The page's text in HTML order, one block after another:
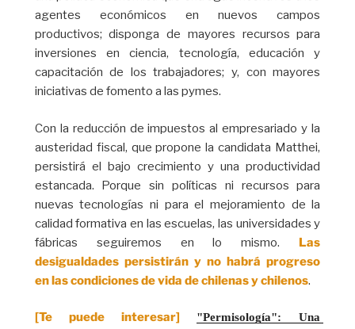
agentes económicos en nuevos campos
productivos; disponga de mayores recursos para
inversiones en ciencia, tecnología, educación y
capacitación de los trabajadores; y, con mayores
iniciativas de fomento a las pymes.
Con la reducción de impuestos al empresariado y la
austeridad fiscal, que propone la candidata Matthei,
persistirá el bajo crecimiento y una productividad
estancada. Porque sin políticas ni recursos para
nuevas tecnologías ni para el mejoramiento de la
calidad formativa en las escuelas, las universidades y
fábricas seguiremos en lo mismo. Las
desigualdades persistirán y no habrá progreso
en las condiciones de vida de chilenas y chilenos.
[Te puede interesar]
"Permisología": Una